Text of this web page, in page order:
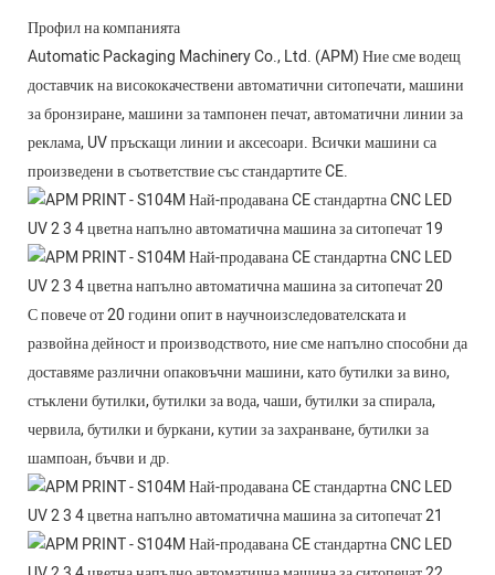
Профил на компанията
Automatic Packaging Machinery Co., Ltd. (APM) Ние сме водещ
доставчик на висококачествени автоматични ситопечати, машини
за бронзиране, машини за тампонен печат, автоматични линии за
реклама, UV пръскащи линии и аксесоари. Всички машини са
произведени в съответствие със стандартите CE.
С повече от 20 години опит в научноизследователската и
развойна дейност и производството, ние сме напълно способни да
доставяме различни опаковъчни машини, като бутилки за вино,
стъклени бутилки, бутилки за вода, чаши, бутилки за спирала,
червила, бутилки и буркани, кутии за захранване, бутилки за
шампоан, бъчви и др.